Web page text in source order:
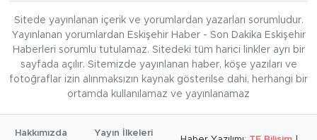
Sitede yayınlanan içerik ve yorumlardan yazarları sorumludur.
Yayınlanan yorumlardan Eskişehir Haber - Son Dakika Eskişehir
Haberleri sorumlu tutulamaz. Sitedeki tüm harici linkler ayrı bir
sayfada açılır. Sitemizde yayınlanan haber, köşe yazıları ve
fotoğraflar izin alınmaksızın kaynak gösterilse dahi, herhangi bir
ortamda kullanılamaz ve yayınlanamaz
Hakkımızda Yayın İlkeleri